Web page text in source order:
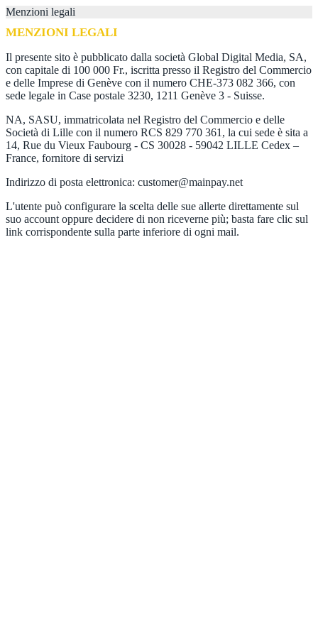
Menzioni legali
MENZIONI LEGALI
Il presente sito è pubblicato dalla società Global Digital Media, SA,
con capitale di 100 000 Fr., iscritta presso il Registro del Commercio
e delle Imprese di Genève con il numero CHE-373 082 366, con
sede legale in Case postale 3230, 1211 Genève 3 - Suisse.
NA, SASU, immatricolata nel Registro del Commercio e delle
Società di Lille con il numero RCS 829 770 361, la cui sede è sita a
14, Rue du Vieux Faubourg - CS 30028 - 59042 LILLE Cedex –
France, fornitore di servizi
Indirizzo di posta elettronica: customer@mainpay.net
L'utente può configurare la scelta delle sue allerte direttamente sul
suo account oppure decidere di non riceverne più; basta fare clic sul
link corrispondente sulla parte inferiore di ogni mail.